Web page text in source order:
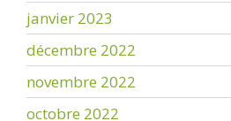
janvier 2023
décembre 2022
novembre 2022
octobre 2022